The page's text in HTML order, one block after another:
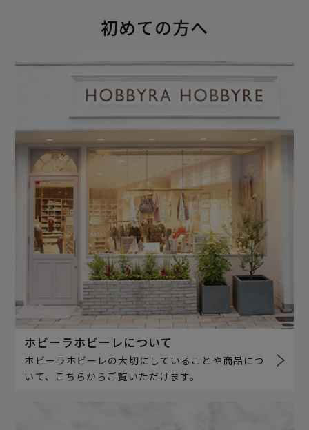
初めての方へ
ホビーラホビーレについて
ホビーラホビーレの大切にしていることや商品につ
いて、こちらからご覧いただけます。